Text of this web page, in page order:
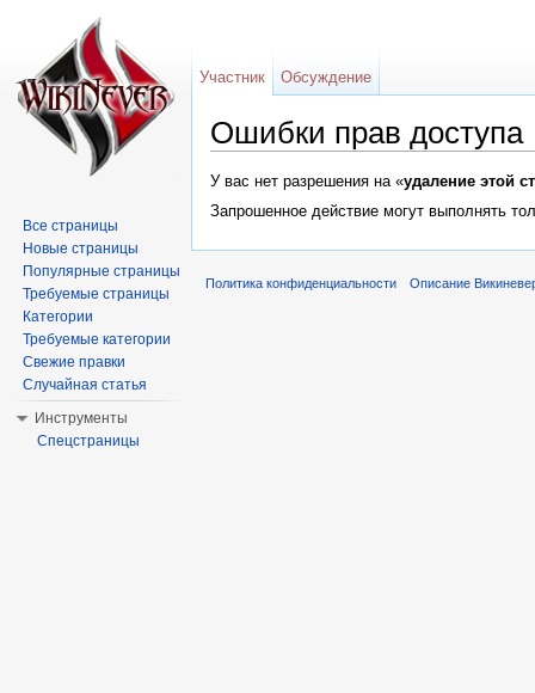
Ошибки прав доступа
У вас нет разрешения на «удаление этой
Запрошенное действие могут выполнять
Участник Обсуждение
Все страницы
Новые страницы
Популярные страницы
Требуемые страницы
Категории
Требуемые категории
Свежие правки
Случайная статья
Инструменты
Спецстраницы
Политика конфиденциальности Описание